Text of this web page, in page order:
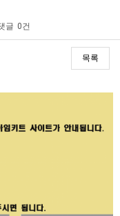
글 0건
목록